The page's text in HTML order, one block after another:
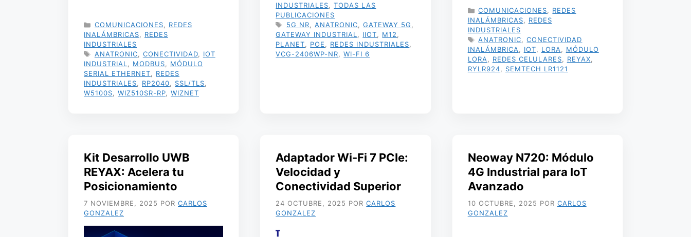
CATEGORÍAS
COMUNICACIONES
REDES
INALÁMBRICAS
REDES
INDUSTRIALES
ETIQUETAS
ANATRONIC CONECTIVIDAD, IOT
INDUSTRIAL
MODBUS
MÓDULO
SERIAL ETHERNET
REDES
INDUSTRIALES
RP2040 SSL/TLS
W5100S
WIZ510SR-RP WIZNET
INDUSTRIALES ,TODAS LAS
PUBLICACIONES
ETIQUETAS
5G NR ,ANATRONIC ,GATEWAY 5G
GATEWAY INDUSTRIAL
IIOT M12
PLANET
POE REDES INDUSTRIALES
VCG-2406WP-NR ,WI-FI 6
CATEGORÍAS
COMUNICACIONES
REDES
INALÁMBRICAS
REDES
INDUSTRIALES
ETIQUETAS
ANATRONIC ,CONECTIVIDAD
INALÁMBRICA
IOT LORA
MÓDULO
LORA
REDES CELULARES REYAX
RYLR924
SEMTECH LR1121
Kit Desarrollo UWB
REYAX: Acelera tu
Posicionamiento
7 NOVIEMBRE, 2025 POR CARLOS
GONZALEZ
Adaptador Wi-Fi 7 PCIe:
Velocidad y
Conectividad Superior
24 OCTUBRE, 2025 PORCARLOS
GONZALEZ
Neoway N720: Módulo
4G Industrial para IoT
Avanzado
10 OCTUBRE, 2025 POR CARLOS
GONZALEZ